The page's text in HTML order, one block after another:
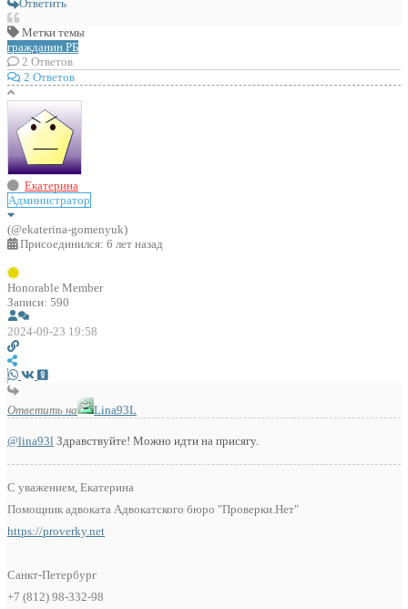
Ответить
Метки темы
гражданин РБ
2 Ответов
2 Ответов
Екатерина
Администратор
(@ekaterina-gomenyuk)
Присоединился: 6 лет назад
Honorable Member
Записи: 590
2024-09-23 19:58
Ответить на Lina93L
@lina93l Здравствуйте! Можно идти на присягу.
С уважением, Екатерина
Помощник адвоката Адвокатского бюро "Проверки.Нет"
https://proverky.net
Санкт-Петербург
+7 (812) 98-332-98